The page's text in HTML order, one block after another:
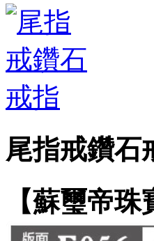
尾指戒鑽石
【蘇璽帝珠